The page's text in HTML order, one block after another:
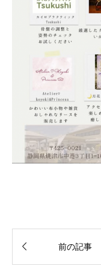
 前の記事